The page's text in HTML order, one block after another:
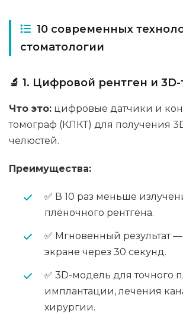
10 современных
стоматологии
🔬 1. Цифровой рентген и
Что это: цифровые датчики и
томограф (КЛКТ) для получения
челюстей.
Преимущества:
✅ В 10 раз меньше
плёночного рентгена.
✅ Мгновенный результат
экране через 30 секунд.
✅ 3D-модель для точного
имплантации, лечения
хирургии.